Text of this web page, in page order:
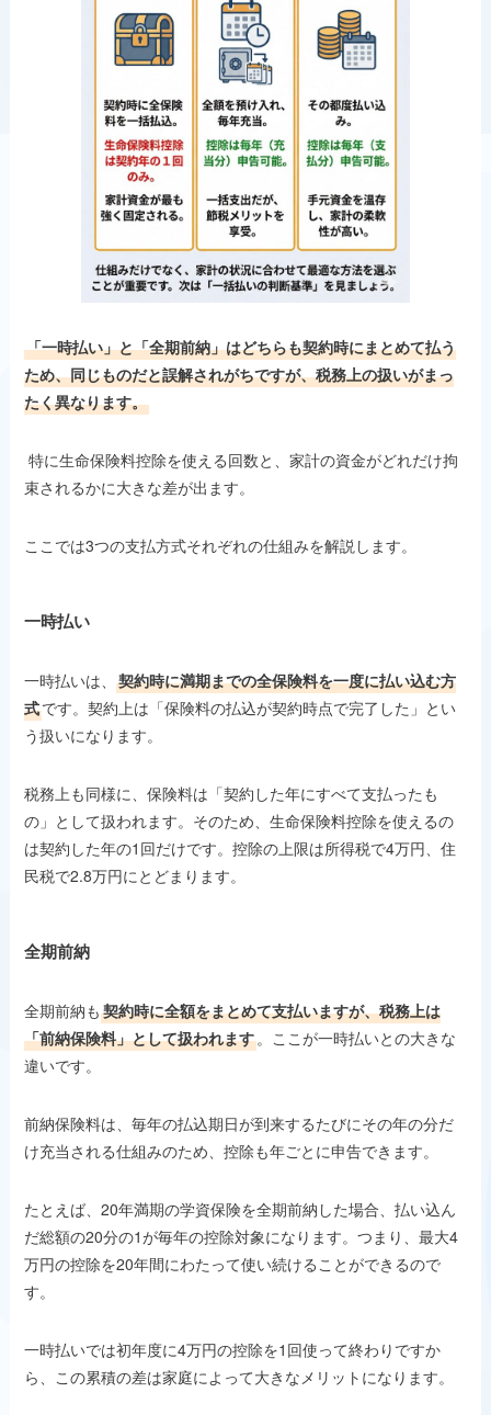
「一時払い」と「全期前納」はどちらも契約時にまとめて払う
ため、同じものだと誤解されがちですが、税務上の扱いがまっ
たく異なります。
特に生命保険料控除を使える回数と、家計の資金がどれだけ拘
束されるかに大きな差が出ます。
ここでは3つの支払方式それぞれの仕組みを解説します。
一時払い
一時払いは、契約時に満期までの全保険料を一度に払い込む方
式です。契約上は「保険料の払込が契約時点で完了した」とい
う扱いになります。
税務上も同様に、保険料は「契約した年にすべて支払ったも
の」として扱われます。そのため、生命保険料控除を使えるの
は契約した年の1回だけです。控除の上限は所得税で4万円、住
民税で2.8万円にとどまります。
全期前納
全期前納も契約時に全額をまとめて支払いますが、税務上は
「前納保険料」として扱われます。ここが一時払いとの大きな
違いです。
前納保険料は、毎年の払込期日が到来するたびにその年の分だ
け充当される仕組みのため、控除も年ごとに申告できます。
たとえば、20年満期の学資保険を全期前納した場合、払い込ん
だ総額の20分の1が毎年の控除対象になります。つまり、最大4
万円の控除を20年間にわたって使い続けることができるので
す。
一時払いでは初年度に4万円の控除を1回使って終わりですか
ら、この累積の差は家庭によって大きなメリットになります。